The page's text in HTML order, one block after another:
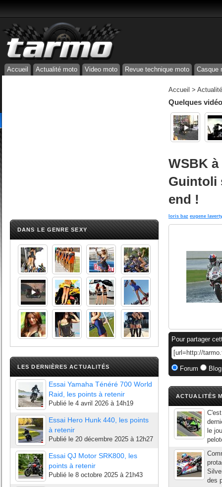
Accueil Actualité moto Video moto Revue technique moto Casque
DANS LE GENRE SEXY
LES DERNIÈRES ACTUALITÉS
Essai Yamaha Ténéré 700 World
Raid, les points à retenir
Publié le 4 avril 2026 à 14h19
Essai Hero Hunk 440, les points
à retenir
Publié le 20 décembre 2025 à 12h27
Essai QJ Motor SRK800, les
points à retenir
Publié le 8 octobre 2025 à 21h43
Accueil >
Quelques
WSBK
Guintoli
end !
loris baz eugene laverty
Pour partager
Forum
ACTUALITÉS
le
des